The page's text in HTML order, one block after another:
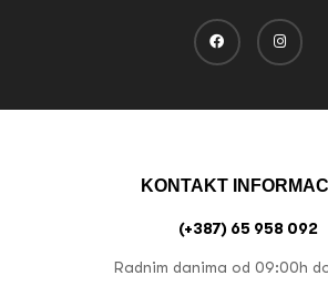
KONTAKT
(+387) 65 958 092
Radnim danima od 09:00h